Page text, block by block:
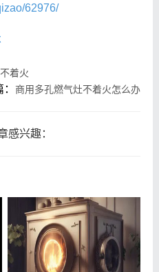
62976/
着火
：商用多孔燃气灶不着火怎么办
感兴趣：